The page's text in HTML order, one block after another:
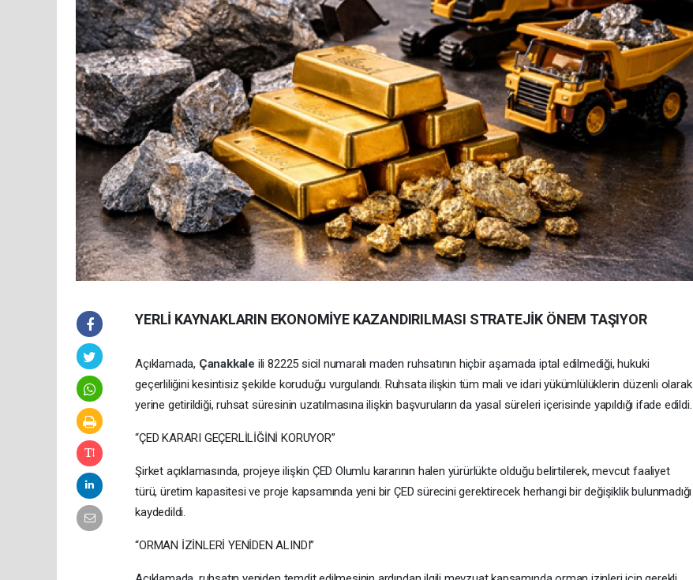
YERLİ KAYNAKLARIN EKONOMİYE KAZANDIRILMASI STRATEJİK ÖNEM TAŞIYOR
Açıklamada, Çanakkale ili 82225 sicil numaralı maden ruhsatının hiçbir aşamada iptal edilmediği, hukuki
geçerliliğini kesintisiz şekilde koruduğu vurgulandı. Ruhsata ilişkin tüm mali ve idari yükümlülüklerin düzenli olarak
yerine getirildiği, ruhsat süresinin uzatılmasına ilişkin başvuruların da yasal süreleri içerisinde yapıldığı ifade edildi.
“ÇED KARARI GEÇERLİLİĞİNİ KORUYOR”
Şirket açıklamasında, projeye ilişkin ÇED Olumlu kararının halen yürürlükte olduğu belirtilerek, mevcut faaliyet
türü, üretim kapasitesi ve proje kapsamında yeni bir ÇED sürecini gerektirecek herhangi bir değişiklik bulunmadığı
kaydedildi.
“ORMAN İZİNLERİ YENİDEN ALINDI”